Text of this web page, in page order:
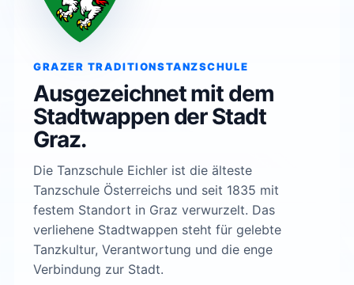
GRAZER TRADITIONSTANZSCHULE
Ausgezeichnet mit dem
Stadtwappen der Stadt
Graz.
Die Tanzschule Eichler ist die älteste
Tanzschule Österreichs und seit 1835 mit
festem Standort in Graz verwurzelt. Das
verliehene Stadtwappen steht für gelebte
Tanzkultur, Verantwortung und die enge
Verbindung zur Stadt.